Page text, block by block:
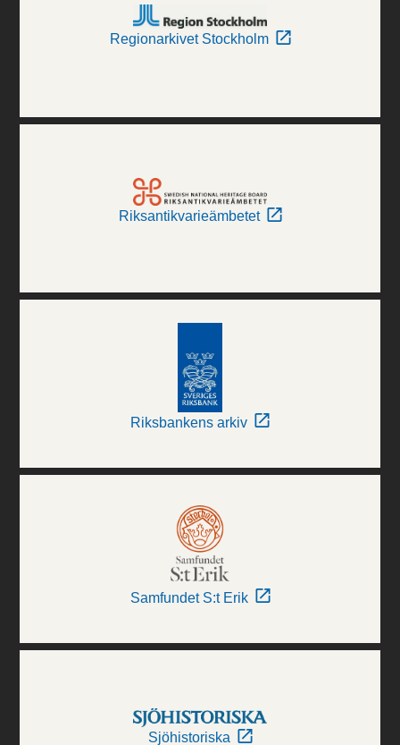
Regionarkivet Stockholm
Riksantikvarieämbetet
Riksbankens arkiv
Samfundet S:t Erik
Sjöhistoriska